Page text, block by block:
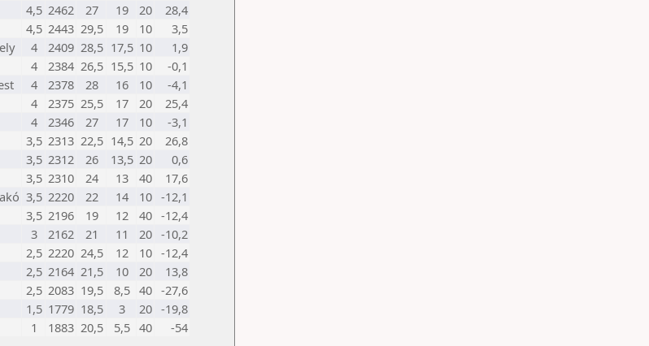
4,5 2462 27 19 20
28,4
4,5 2443 29,5 19 10
3,5
4 2409 28,5 17,5 10
1,9
4 2384 26,5 15,5 10
-0,1
4 2378 28 16 10
-4,1
4 2375 25,5 17 20
25,4
4 2346 27 17 10
-3,1
3,5 2313 22,5 14,5 20
26,8
3,5 2312 26 13,5 20
0,6
3,5 2310 24 13 40
17,6
3,5 2220 22 14 10 -12,1
3,5 2196 19 12 40 -12,4
3 2162 21 11 20 -10,2
2,5 2220 24,5 12 10 -12,4
2,5 2164 21,5 10 20
13,8
2,5 2083 19,5 8,5 40 -27,6
1,5 1779 18,5 3 20 -19,8
1 1883 20,5 5,5 40
-54